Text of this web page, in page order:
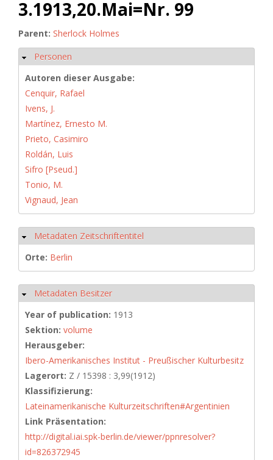
3.1913,20.Mai=Nr. 99
Parent: Sherlock Holmes
Hide
Personen
Autoren dieser Ausgabe:
Cenquir, Rafael
Ivens, J.
Martínez, Ernesto M.
Prieto, Casimiro
Roldán, Luis
Sifro [Pseud.]
Tonio, M.
Vignaud, Jean
Hide
Metadaten Zeitschriftentitel
Orte: Berlin
Hide
Metadaten Besitzer
Year of publication: 1913
Sektion: volume
Herausgeber:
Ibero-Amerikanisches Institut - Preußischer Kulturbesitz
Lagerort: Z / 15398 : 3,99(1912)
Klassifizierung:
Lateinamerikanische Kulturzeitschriften#Argentinien
Link Präsentation:
http://digital.iai.spk-berlin.de/viewer/ppnresolver?
id=826372945